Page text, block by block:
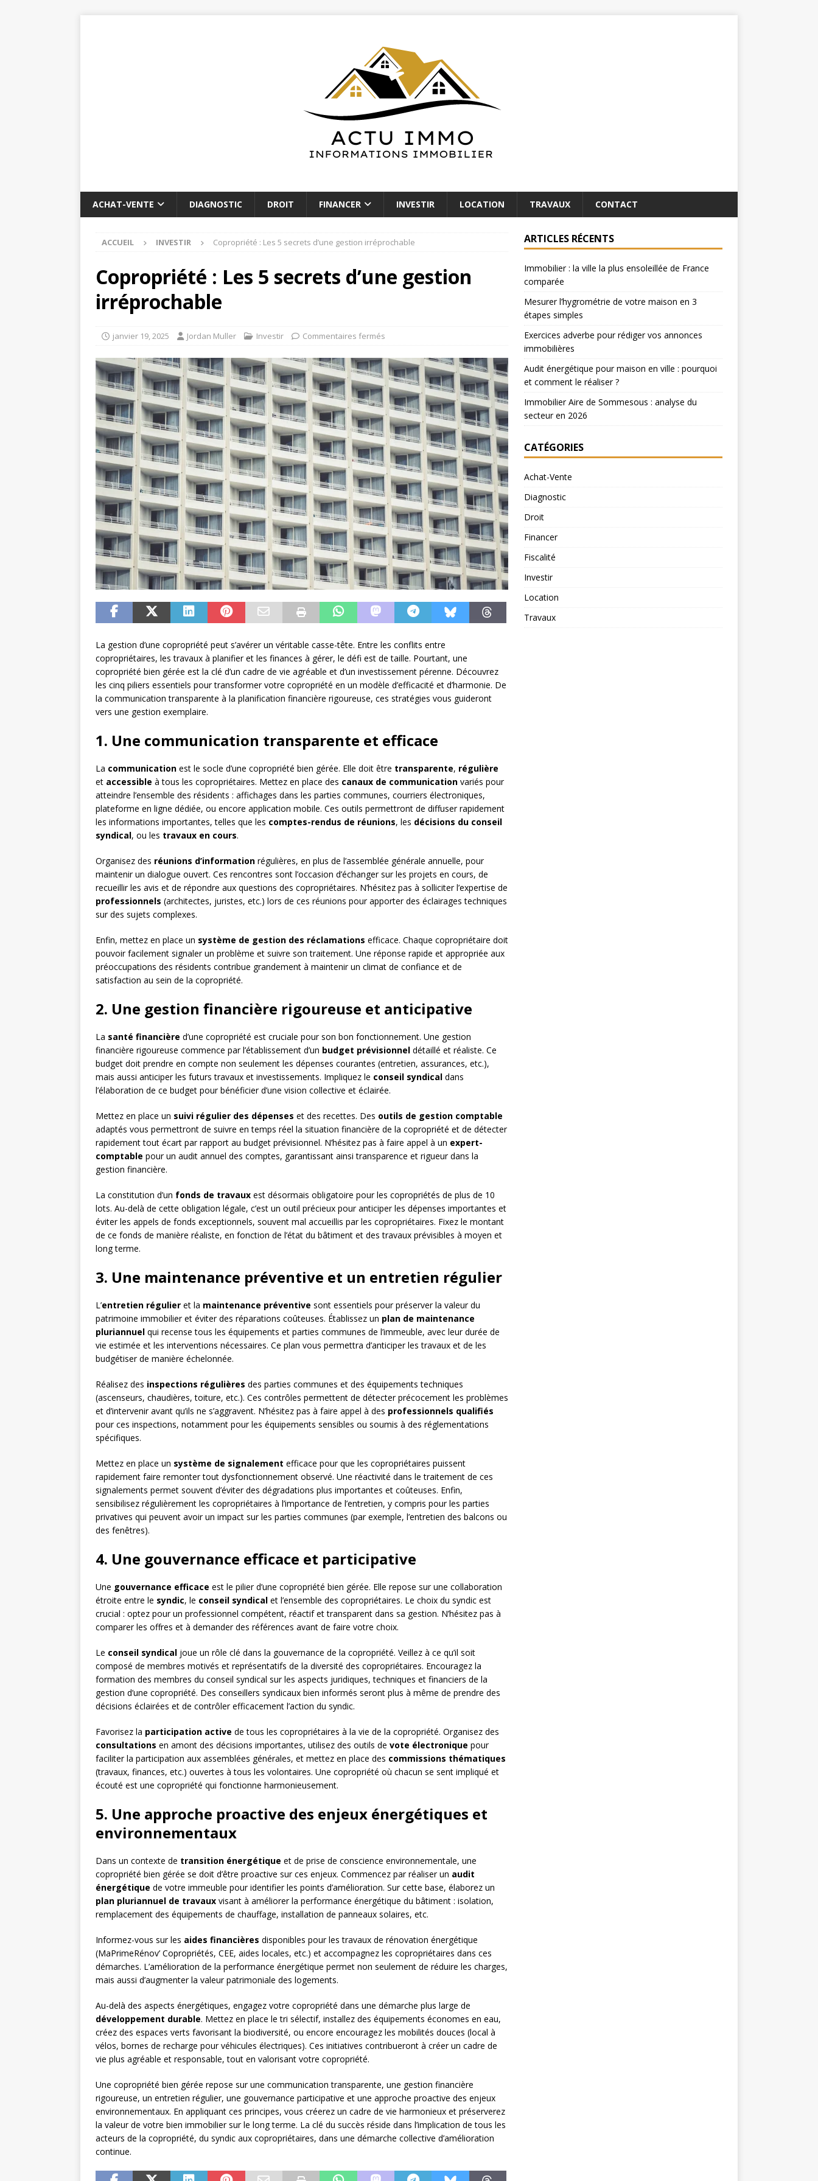
ACHAT-VENTE DIAGNOSTIC DROIT FINANCER INVESTIR LOCATION TRAVAUX CONTACT
ACCUEIL INVESTIR Copropriété : Les 5 secrets d’une gestion irréprochable
Copropriété : Les 5 secrets d’une gestion
irréprochable
janvier 19, 2025 Jordan Muller Investir Commentaires fermés
La gestion d’une copropriété peut s’avérer un véritable casse-tête. Entre les conflits entre
copropriétaires, les travaux à planifier et les finances à gérer, le défi est de taille. Pourtant, une
copropriété bien gérée est la clé d’un cadre de vie agréable et d’un investissement pérenne. Découvrez
les cinq piliers essentiels pour transformer votre copropriété en un modèle d’efficacité et d’harmonie. De
la communication transparente à la planification financière rigoureuse, ces stratégies vous guideront
vers une gestion exemplaire.
1. Une communication transparente et efficace
La communication est le socle d’une copropriété bien gérée. Elle doit être transparente, régulière
et accessible à tous les copropriétaires. Mettez en place des canaux de communication variés pour
atteindre l’ensemble des résidents : affichages dans les parties communes, courriers électroniques,
plateforme en ligne dédiée, ou encore application mobile. Ces outils permettront de diffuser rapidement
les informations importantes, telles que les comptes-rendus de réunions, les décisions du conseil
syndical, ou les travaux en cours.
Organisez des réunions d’information régulières, en plus de l’assemblée générale annuelle, pour
maintenir un dialogue ouvert. Ces rencontres sont l’occasion d’échanger sur les projets en cours, de
recueillir les avis et de répondre aux questions des copropriétaires. N’hésitez pas à solliciter l’expertise de
professionnels (architectes, juristes, etc.) lors de ces réunions pour apporter des éclairages techniques
sur des sujets complexes.
Enfin, mettez en place un système de gestion des réclamations efficace. Chaque copropriétaire doit
pouvoir facilement signaler un problème et suivre son traitement. Une réponse rapide et appropriée aux
préoccupations des résidents contribue grandement à maintenir un climat de confiance et de
satisfaction au sein de la copropriété.
2. Une gestion financière rigoureuse et anticipative
La santé financière d’une copropriété est cruciale pour son bon fonctionnement. Une gestion
financière rigoureuse commence par l’établissement d’un budget prévisionnel détaillé et réaliste. Ce
budget doit prendre en compte non seulement les dépenses courantes (entretien, assurances, etc.),
mais aussi anticiper les futurs travaux et investissements. Impliquez le conseil syndical dans
l’élaboration de ce budget pour bénéficier d’une vision collective et éclairée.
Mettez en place un suivi régulier des dépenses et des recettes. Des outils de gestion comptable
adaptés vous permettront de suivre en temps réel la situation financière de la copropriété et de détecter
rapidement tout écart par rapport au budget prévisionnel. N’hésitez pas à faire appel à un expert-
comptable pour un audit annuel des comptes, garantissant ainsi transparence et rigueur dans la
gestion financière.
La constitution d’un fonds de travaux est désormais obligatoire pour les copropriétés de plus de 10
lots. Au-delà de cette obligation légale, c’est un outil précieux pour anticiper les dépenses importantes et
éviter les appels de fonds exceptionnels, souvent mal accueillis par les copropriétaires. Fixez le montant
de ce fonds de manière réaliste, en fonction de l’état du bâtiment et des travaux prévisibles à moyen et
long terme.
3. Une maintenance préventive et un entretien régulier
L’entretien régulier et la maintenance préventive sont essentiels pour préserver la valeur du
patrimoine immobilier et éviter des réparations coûteuses. Établissez un plan de maintenance
pluriannuel qui recense tous les équipements et parties communes de l’immeuble, avec leur durée de
vie estimée et les interventions nécessaires. Ce plan vous permettra d’anticiper les travaux et de les
budgétiser de manière échelonnée.
Réalisez des inspections régulières des parties communes et des équipements techniques
(ascenseurs, chaudières, toiture, etc.). Ces contrôles permettent de détecter précocement les problèmes
et d’intervenir avant qu’ils ne s’aggravent. N’hésitez pas à faire appel à des professionnels qualifiés
pour ces inspections, notamment pour les équipements sensibles ou soumis à des réglementations
spécifiques.
Mettez en place un système de signalement efficace pour que les copropriétaires puissent
rapidement faire remonter tout dysfonctionnement observé. Une réactivité dans le traitement de ces
signalements permet souvent d’éviter des dégradations plus importantes et coûteuses. Enfin,
sensibilisez régulièrement les copropriétaires à l’importance de l’entretien, y compris pour les parties
privatives qui peuvent avoir un impact sur les parties communes (par exemple, l’entretien des balcons ou
des fenêtres).
4. Une gouvernance efficace et participative
Une gouvernance efficace est le pilier d’une copropriété bien gérée. Elle repose sur une collaboration
étroite entre le syndic, le conseil syndical et l’ensemble des copropriétaires. Le choix du syndic est
crucial : optez pour un professionnel compétent, réactif et transparent dans sa gestion. N’hésitez pas à
comparer les offres et à demander des références avant de faire votre choix.
Le conseil syndical joue un rôle clé dans la gouvernance de la copropriété. Veillez à ce qu’il soit
composé de membres motivés et représentatifs de la diversité des copropriétaires. Encouragez la
formation des membres du conseil syndical sur les aspects juridiques, techniques et financiers de la
gestion d’une copropriété. Des conseillers syndicaux bien informés seront plus à même de prendre des
décisions éclairées et de contrôler efficacement l’action du syndic.
Favorisez la participation active de tous les copropriétaires à la vie de la copropriété. Organisez des
consultations en amont des décisions importantes, utilisez des outils de vote électronique pour
faciliter la participation aux assemblées générales, et mettez en place des commissions thématiques
(travaux, finances, etc.) ouvertes à tous les volontaires. Une copropriété où chacun se sent impliqué et
écouté est une copropriété qui fonctionne harmonieusement.
5. Une approche proactive des enjeux énergétiques et
environnementaux
Dans un contexte de transition énergétique et de prise de conscience environnementale, une
copropriété bien gérée se doit d’être proactive sur ces enjeux. Commencez par réaliser un audit
énergétique de votre immeuble pour identifier les points d’amélioration. Sur cette base, élaborez un
plan pluriannuel de travaux visant à améliorer la performance énergétique du bâtiment : isolation,
remplacement des équipements de chauffage, installation de panneaux solaires, etc.
Informez-vous sur les aides financières disponibles pour les travaux de rénovation énergétique
(MaPrimeRénov’ Copropriétés, CEE, aides locales, etc.) et accompagnez les copropriétaires dans ces
démarches. L’amélioration de la performance énergétique permet non seulement de réduire les charges,
mais aussi d’augmenter la valeur patrimoniale des logements.
Au-delà des aspects énergétiques, engagez votre copropriété dans une démarche plus large de
développement durable. Mettez en place le tri sélectif, installez des équipements économes en eau,
créez des espaces verts favorisant la biodiversité, ou encore encouragez les mobilités douces (local à
vélos, bornes de recharge pour véhicules électriques). Ces initiatives contribueront à créer un cadre de
vie plus agréable et responsable, tout en valorisant votre copropriété.
Une copropriété bien gérée repose sur une communication transparente, une gestion financière
rigoureuse, un entretien régulier, une gouvernance participative et une approche proactive des enjeux
environnementaux. En appliquant ces principes, vous créerez un cadre de vie harmonieux et préserverez
la valeur de votre bien immobilier sur le long terme. La clé du succès réside dans l’implication de tous les
acteurs de la copropriété, du syndic aux copropriétaires, dans une démarche collective d’amélioration
continue.
ARTICLES RÉCENTS
Immobilier : la ville la plus ensoleillée de France
comparée
Mesurer l’hygrométrie de votre maison en 3
étapes simples
Exercices adverbe pour rédiger vos annonces
immobilières
Audit énergétique pour maison en ville : pourquoi
et comment le réaliser ?
Immobilier Aire de Sommesous : analyse du
secteur en 2026
CATÉGORIES
Achat-Vente
Diagnostic
Droit
Financer
Fiscalité
Investir
Location
Travaux